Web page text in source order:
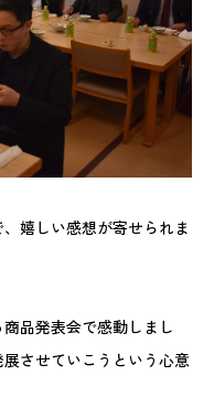
嬉しい感想が寄せられま
品発表会で感動しまし
させていこうという心意